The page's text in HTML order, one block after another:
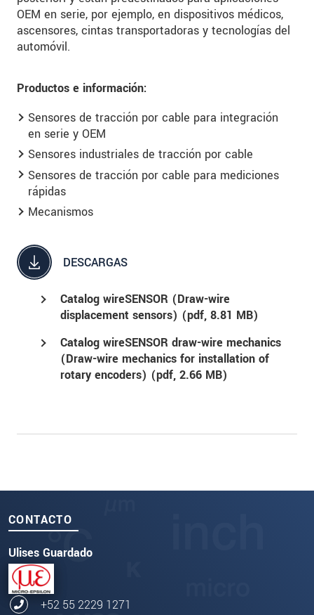
OEM en serie, por ejemplo, en dispositivos médicos,
ascensores, cintas transportadoras y tecnologías del
automóvil.
Productos e información:
Sensores de tracción por cable para integración
en serie y OEM
Sensores industriales de tracción por cable
Sensores de tracción por cable para mediciones
rápidas
Mecanismos
DESCARGAS
Catalog wireSENSOR (Draw-wire
displacement sensors) (pdf, 8.81 MB)
Catalog wireSENSOR draw-wire mechanics
(Draw-wire mechanics for installation of
rotary encoders) (pdf, 2.66 MB)
CONTACTO
Ulises Guardado
+52 55 2229 1271